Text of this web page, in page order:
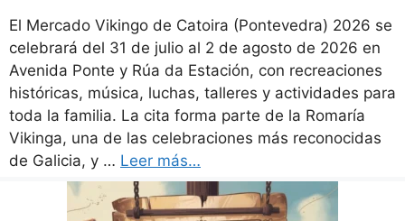
El Mercado Vikingo de Catoira (Pontevedra) 2026 se
celebrará del 31 de julio al 2 de agosto de 2026 en
Avenida Ponte y Rúa da Estación, con recreaciones
históricas, música, luchas, talleres y actividades para
toda la familia. La cita forma parte de la Romaría
Vikinga, una de las celebraciones más reconocidas
de Galicia, y … Leer más…